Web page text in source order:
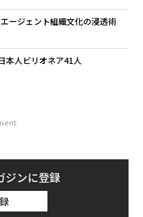
ージェント組織文化の浸透術
本人ビリオネア41人
ジンに登録